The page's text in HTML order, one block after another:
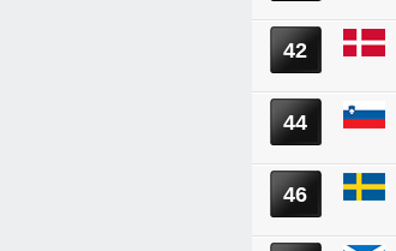
42
44
46